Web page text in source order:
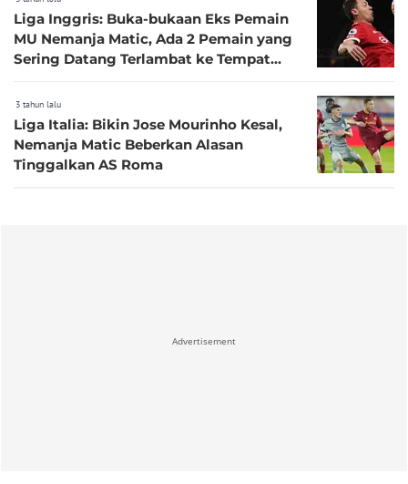
Liga Inggris: Buka-bukaan Eks Pemain
MU Nemanja Matic, Ada 2 Pemain yang
Sering Datang Terlambat ke Tempat
3 tahun lalu
Liga Italia: Bikin Jose Mourinho Kesal,
Nemanja Matic Beberkan Alasan
Tinggalkan AS Roma
Advertisement